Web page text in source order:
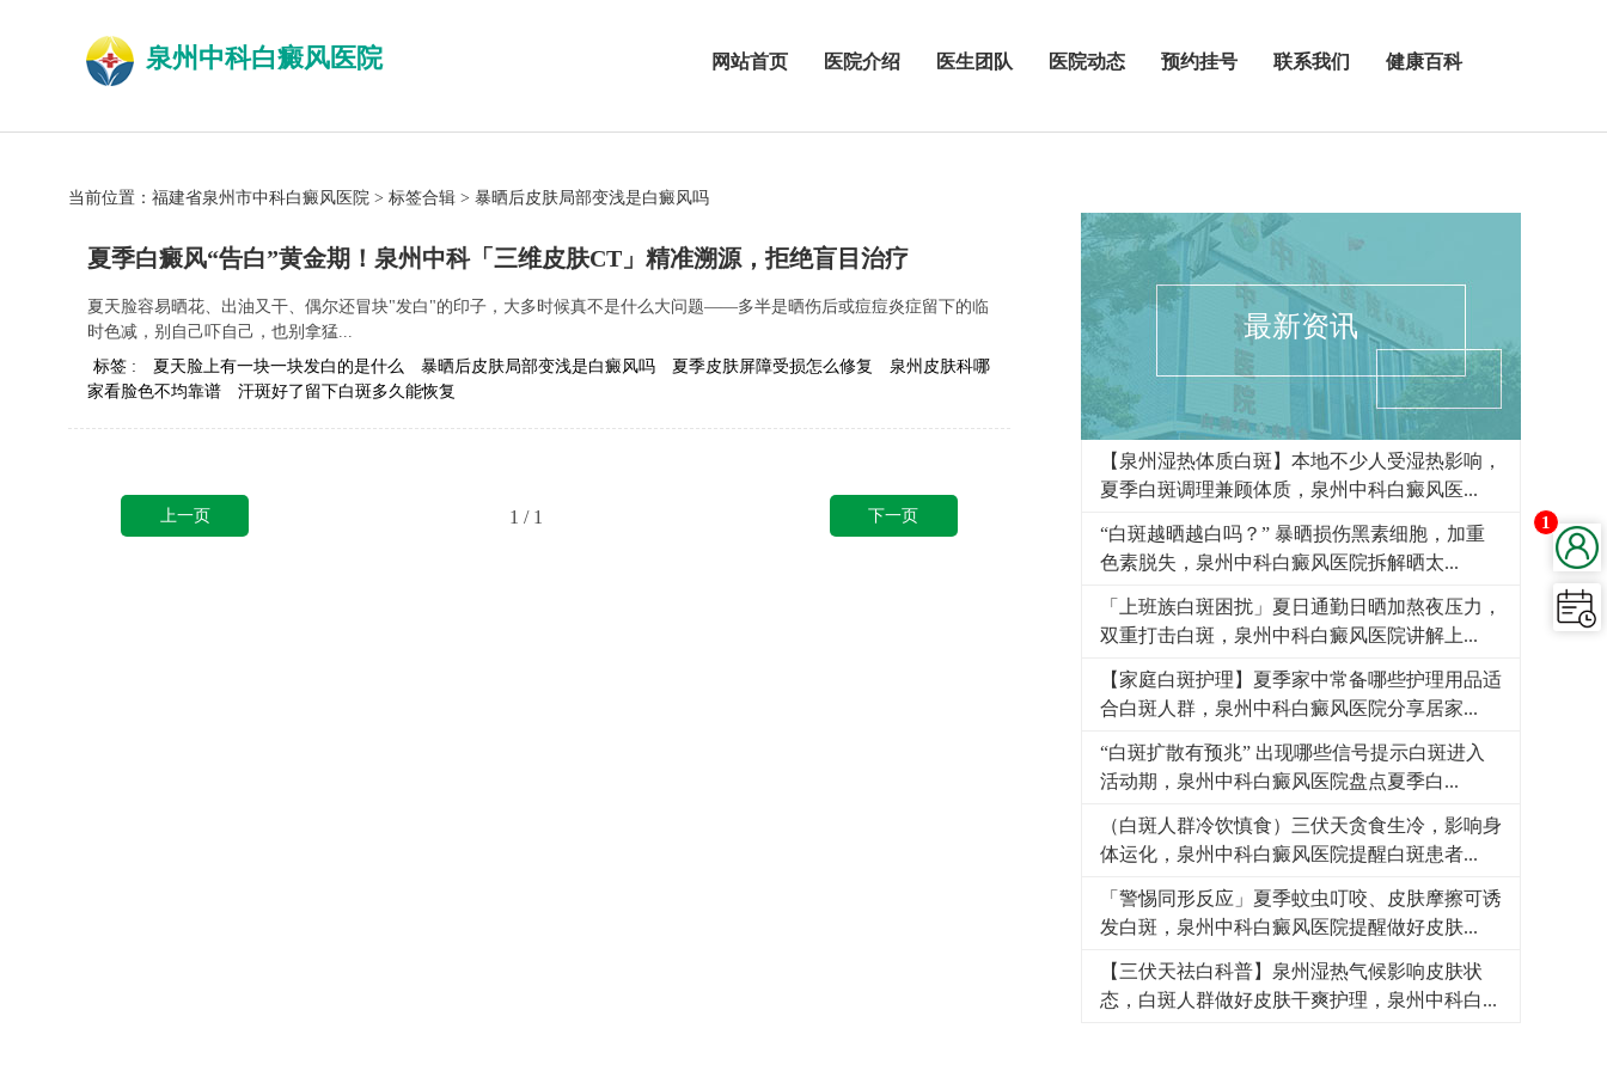
1
泉州中科白癜风医院 网站首页 医院介绍 医生团队 医院动态 预约挂号 联系我们 健康百科
当前位置： 福建省泉州市中科白癜风医院 > 标签合辑 > 暴晒后皮肤局部变浅是白癜风吗
夏季白癜风“告白”黄金期！泉州中科「三维皮肤CT」精准溯源，拒绝盲目治疗
夏天脸容易晒花、出油又干、偶尔还冒块"发白"的印子，大多时候真不是什么大问题——多半是晒伤后或痘痘炎症留下的临
时色减，别自己吓自己，也别拿猛...
标签 :
夏天脸上有一块一块发白的是什么 暴晒后皮肤局部变浅是白癜风吗 夏季皮肤屏障受损怎么修复
泉州皮肤科哪
家看脸色不均靠谱
汗斑好了留下白斑多久能恢复
上一页 1 / 1 下一页
最新资讯
【泉州湿热体质白斑】本地不少人受湿热影响，
夏季白斑调理兼顾体质，泉州中科白癜风医...
“白斑越晒越白吗？” 暴晒损伤黑素细胞，加重
色素脱失，泉州中科白癜风医院拆解晒太...
「上班族白斑困扰」夏日通勤日晒加熬夜压力，
双重打击白斑，泉州中科白癜风医院讲解上...
【家庭白斑护理】夏季家中常备哪些护理用品适
合白斑人群，泉州中科白癜风医院分享居家...
“白斑扩散有预兆” 出现哪些信号提示白斑进入
活动期，泉州中科白癜风医院盘点夏季白...
（白斑人群冷饮慎食）三伏天贪食生冷，影响身
体运化，泉州中科白癜风医院提醒白斑患者...
「警惕同形反应」夏季蚊虫叮咬、皮肤摩擦可诱
发白斑，泉州中科白癜风医院提醒做好皮肤...
【三伏天祛白科普】泉州湿热气候影响皮肤状
态，白斑人群做好皮肤干爽护理，泉州中科白...